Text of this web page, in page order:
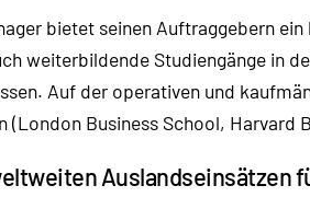
bietet seinen Auftraggebern
weiterbildende Studiengänge in
Auf der operativen und
(London Business School, Harvard
Auslandseinsätzen